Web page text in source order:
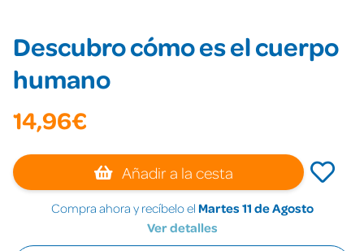
Descubro cómo es el cuerpo
humano
14,96€
Añadir a la cesta
Compra ahora y recíbelo el Martes 11 de Agosto
Ver detalles